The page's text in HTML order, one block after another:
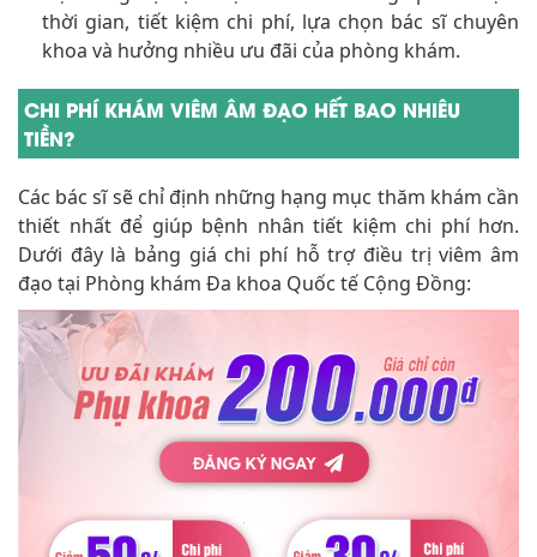
CHI PHÍ KHÁM VIÊM ÂM ĐẠO HẾT BAO NHIÊU
TIỀN?
Các bác sĩ sẽ chỉ định những hạng mục thăm khám cần
thiết nhất để giúp bệnh nhân tiết kiệm chi phí hơn.
đạo tại Phòng khám Đa khoa Quốc tế Cộng Đồng: